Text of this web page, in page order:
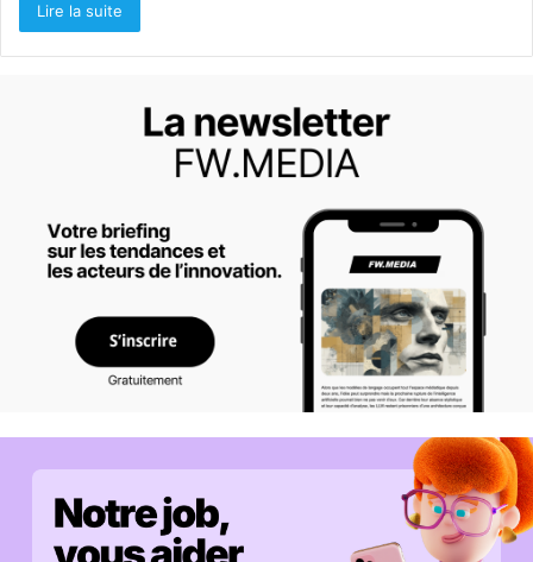
Lire la suite